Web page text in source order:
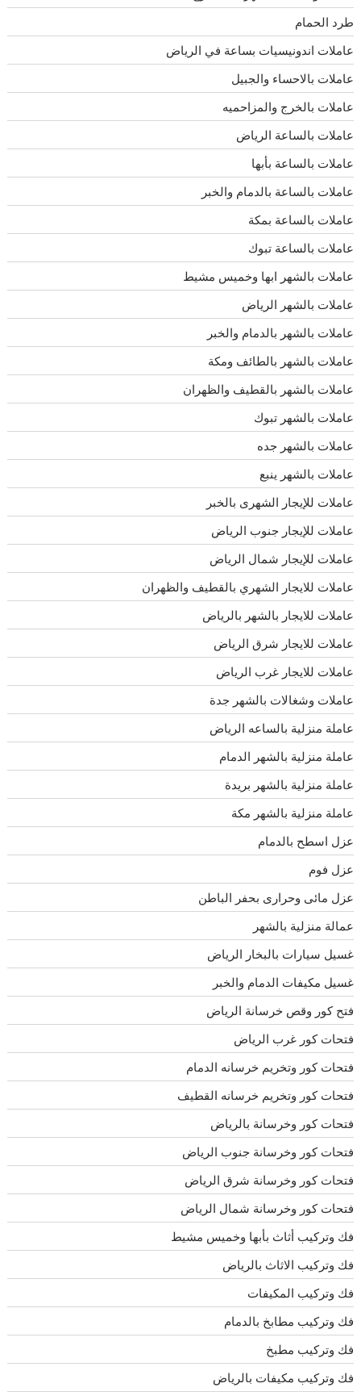
طرد الحمام
عاملات اندونيسيات بساعة في الرياض
عاملات بالاحساء والجبيل
عاملات بالخرج والمزاحميه
عاملات بالساعة الرياض
عاملات بالساعة بأبها
عاملات بالساعة بالدمام والخبر
عاملات بالساعة بمكة
عاملات بالساعة تبوك
عاملات بالشهر ابها وخميس مشيط
عاملات بالشهر الرياض
عاملات بالشهر بالدمام والخبر
عاملات بالشهر بالطائف ومكة
عاملات بالشهر بالقطيف والظهران
عاملات بالشهر تبوك
عاملات بالشهر جده
عاملات بالشهر ينبع
عاملات للإيجار الشهرى بالخبر
عاملات للإيجار جنوب الرياض
عاملات للإيجار شمال الرياض
عاملات للايجار الشهري بالقطيف والظهران
عاملات للايجار بالشهر بالرياض
عاملات للايجار شرق الرياض
عاملات للايجار غرب الرياض
عاملات وشغالات بالشهر جدة
عاملة منزلية بالساعه الرياض
عاملة منزلية بالشهر الدمام
عاملة منزلية بالشهر بريدة
عاملة منزلية بالشهر مكة
عزل اسطح بالدمام
عزل فوم
عزل مائى وحرارى بحفر الباطن
عمالة منزلية بالشهر
غسيل سيارات بالبخار الرياض
غسيل مكيفات الدمام والخبر
فتح كور وقص خرسانة الرياض
فتحات كور غرب الرياض
فتحات كور وتخريم خرسانه الدمام
فتحات كور وتخريم خرسانه القطيف
فتحات كور وخرسانة بالرياض
فتحات كور وخرسانة جنوب الرياض
فتحات كور وخرسانة شرق الرياض
فتحات كور وخرسانة شمال الرياض
فك وتركيب أثاث بأبها وخميس مشيط
فك وتركيب الاثاث بالرياض
فك وتركيب المكيفات
فك وتركيب مطابخ بالدمام
فك وتركيب مطبخ
فك وتركيب مكيفات بالرياض